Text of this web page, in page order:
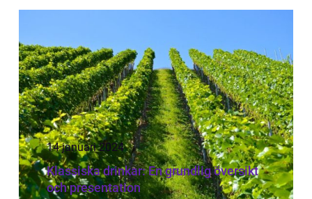
utforska enkla drinkar t...
14 januari 2024
Klassiska drinkar: En grundlig översikt
och presentation